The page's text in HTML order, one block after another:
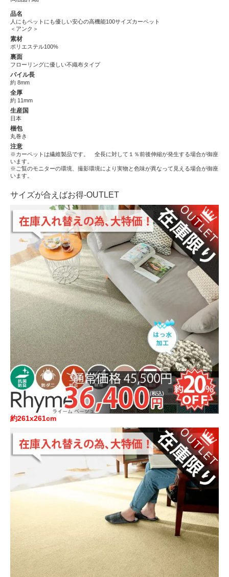
品名
人にもペットにも優しい安心の高機能100サイズカーペット
＜アンク＞
素材
ポリエステル100%
裏面
フローリングに優しい不織布タイプ
パイル長
約 8mm
全厚
約 11mm
生産国
日本
梱包
丸巻き
注意
※カーペットは繊維製品です。 全長に対して１％前後伸縮が発生する場合が御座
います。
※ご覧のモニターの環境、撮影環境により実物と色味が異なって見える場合が御座
います。
サイズが合えばお得-OUTLET
約261x261cm